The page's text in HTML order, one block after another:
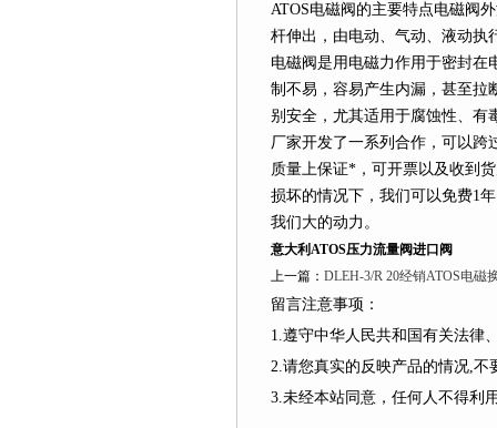
ATOS电磁阀的主要特点电磁阀
杆伸出，由电动、气动、液动执
电磁阀是用电磁力作用于密封在
制不易，容易产生内漏，甚至拉
别安全，尤其适用于腐蚀性、有
厂家开发了一系列合作，可以跨
质量上保证*，可开票以及收到
损坏的情况下，我们可以免费1
我们 大的动力。
意大利ATOS压力流量阀进口阀
上一篇： DLEH-3/R 20经销ATOS电磁
留言注意事项：
1.遵守中华人民共和国有关法律
2.请您真实的反映产品的情况,
3.未经本站同意，任何人不得利